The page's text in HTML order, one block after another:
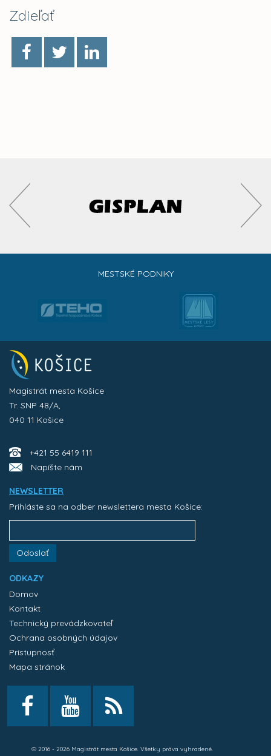
Zdieľať
MESTSKÉ PODNIKY
Magistrát mesta Košice
Tr. SNP 48/A,
040 11 Košice
+421 55 6419 111
Napíšte nám
NEWSLETTER
Prihláste sa na odber newslettera mesta Košice:
Odoslať
ODKAZY
Domov
Kontakt
Technický prevádzkovateľ
Ochrana osobných údajov
Prístupnosť
Mapa stránok
© 2016 - 2026 Magistrát mesta Košice. Všetky práva vyhradené.